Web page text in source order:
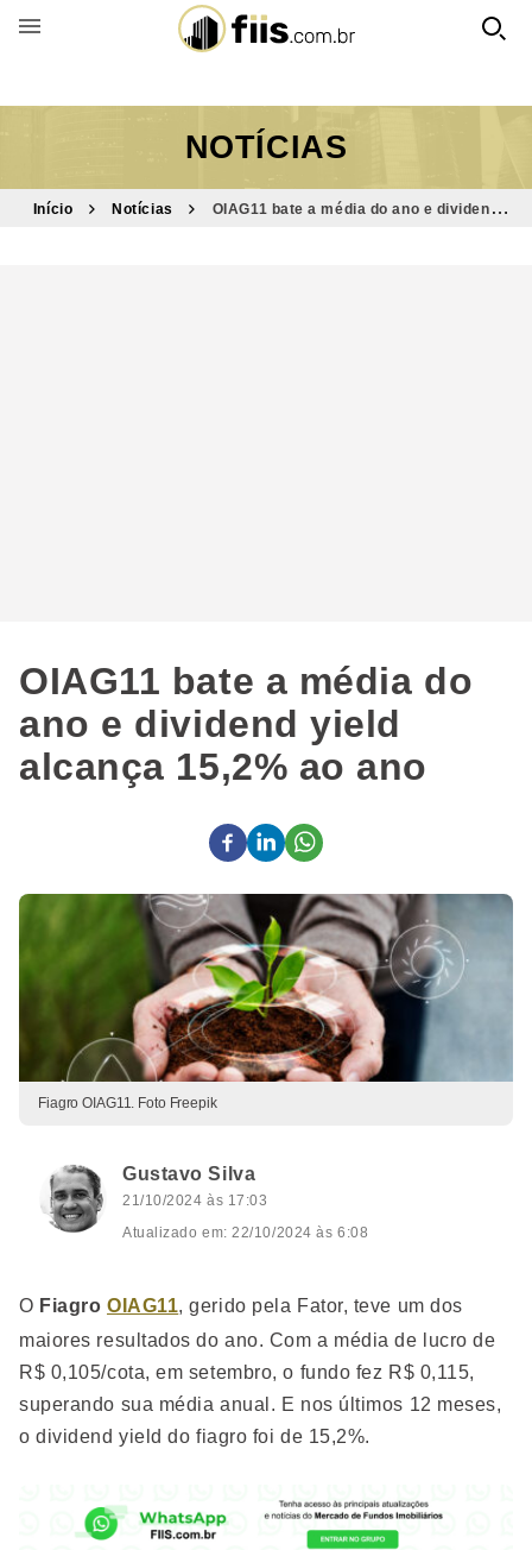
BUSCAR POR FUNDO
NOTÍCIAS
Início Notícias
OIAG11 bate a média do ano e dividend
OIAG11 bate a média do
ano e dividend yield
alcança 15,2% ao ano
Fiagro OIAG11. Foto Freepik
Gustavo Silva
21/10/2024 às 17:03
Atualizado em: 22/10/2024 às 6:08
O Fiagro OIAG11, gerido pela Fator, teve um dos
maiores resultados do ano. Com a média de lucro de
R$ 0,105/cota, em setembro, o fundo fez R$ 0,115,
superando sua média anual. E nos últimos 12 meses,
o dividend yield do fiagro foi de 15,2%.